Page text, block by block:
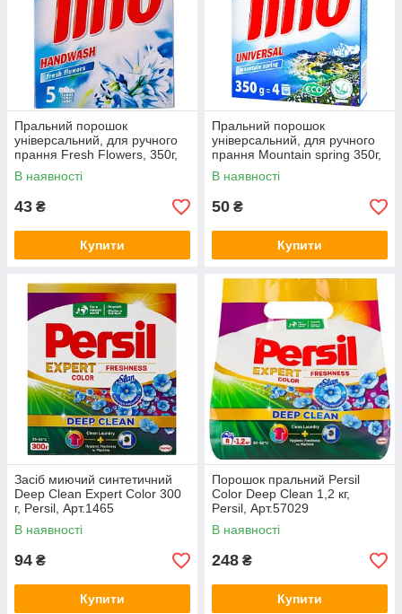
Пральний порошок
універсальний, для ручного
прання Fresh Flowers, 350г,
Tino High-Power, Арт.47982
В наявності
43 ₴
Купити
Пральний порошок
універсальний, для ручного
прання Mountain spring 350г,
Tino High-Power, Арт.47983
В наявності
50 ₴
Купити
Засіб миючий синтетичний
Deep Clean Expert Color 300
г, Persil, Арт.1465
В наявності
94 ₴
Купити
Порошок пральний Persil
Color Deep Clean 1,2 кг,
Persil, Арт.57029
В наявності
248 ₴
Купити